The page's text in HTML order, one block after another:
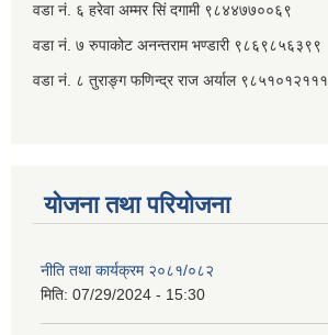
वडा नं. ६ हरेवा अम्मर सिं दगामी​ ९८४४७७००६९
वडा नं. ७ ‌‍रुपाकोट अनन्तराम भण्डारी ९८६९८५६३९९
वडा नं. ८ तुराङ्ग फणिन्द्र राज अर्याल ९८५१०१२१११
योजना तथा परियोजना
नीति तथा कार्यक्रम २०८१/०८२
मिति: 07/29/2024 - 15:30